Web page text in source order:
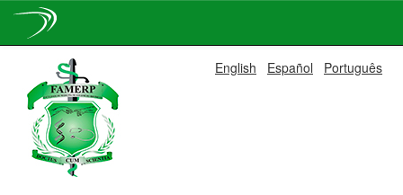
navigation
English Español Português